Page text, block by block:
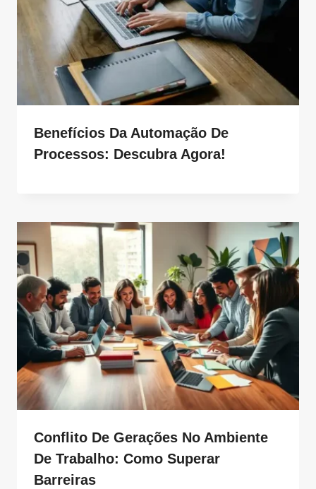
Benefícios Da Automação De
Processos: Descubra Agora!
Conflito De Gerações No Ambiente
De Trabalho: Como Superar
Barreiras